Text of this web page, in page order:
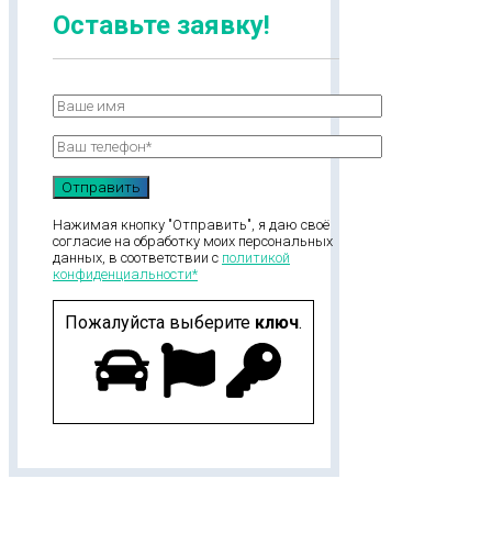
Оставьте заявку!
Нажимая кнопку "Отправить", я даю своё
согласие на обработку моих персональных
данных, в соответствии с политикой
конфиденциальности*
Пожалуйста выберите ключ.